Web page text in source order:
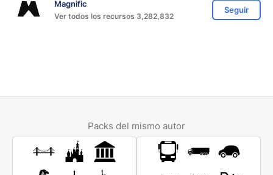
Magnific
Ver todos los recursos 3,282,832
Seguir
Packs del mismo autor